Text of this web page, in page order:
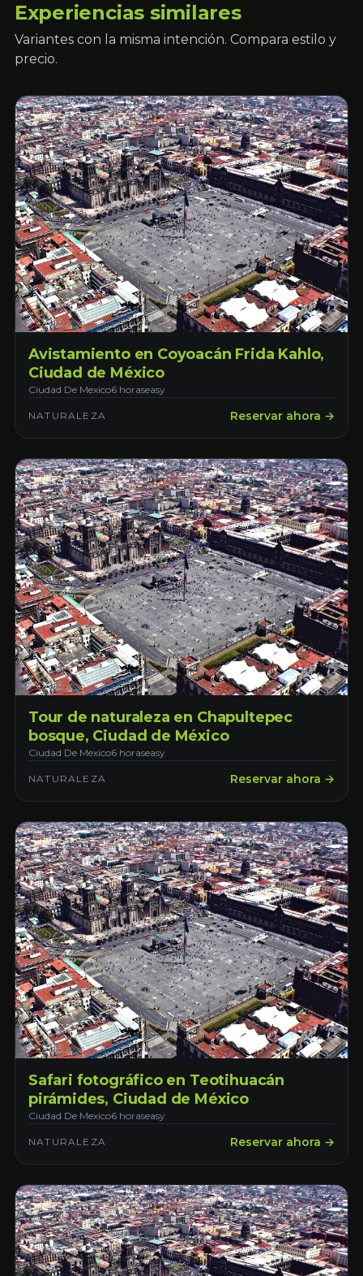
Experiencias similares
Variantes con la misma intención. Compara estilo y
precio.
Avistamiento en Coyoacán Frida Kahlo,
Ciudad de México
Ciudad De Mexico6 horaseasy
NATURALEZA Reservar ahora →
Tour de naturaleza en Chapultepec
bosque, Ciudad de México
Ciudad De Mexico6 horaseasy
NATURALEZA Reservar ahora →
Safari fotográfico en Teotihuacán
pirámides, Ciudad de México
Ciudad De Mexico6 horaseasy
NATURALEZA Reservar ahora →